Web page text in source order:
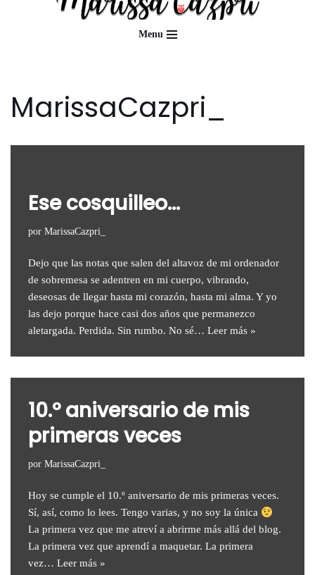
Menu
MarissaCazpri_
Ese cosquilleo…
por MarissaCazpri_
Dejo que las notas que salen del altavoz de mi ordenador
de sobremesa se adentren en mi cuerpo, vibrando,
deseosas de llegar hasta mi corazón, hasta mi alma. Y yo
las dejo porque hace casi dos años que permanezco
aletargada. Perdida. Sin rumbo. No sé… Leer más »
10.º aniversario de mis
primeras veces
por MarissaCazpri_
Hoy se cumple el 10.º aniversario de mis primeras veces.
Sí, así, como lo lees. Tengo varias, y no soy la única
La primera vez que me atreví a abrirme más allá del blog.
La primera vez que aprendí a maquetar. La primera
vez… Leer más »